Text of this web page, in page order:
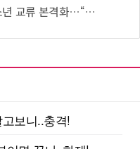
미래세대가 잇는 도시외교”